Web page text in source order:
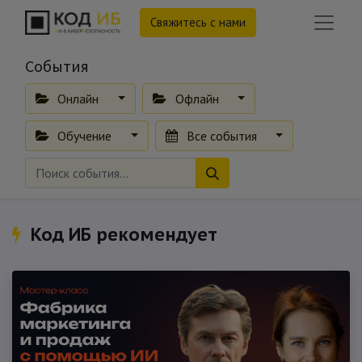
Свяжитесь с нами
События
Онлайн Офлайн
Обучение Все события
Код ИБ рекомендует